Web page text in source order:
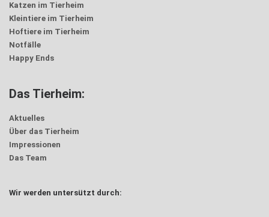
Katzen im Tierheim
Kleintiere im Tierheim
Hoftiere im Tierheim
Notfälle
Happy Ends
Das Tierheim:
Aktuelles
Über das Tierheim
Impressionen
Das Team
Wir werden untersützt durch: